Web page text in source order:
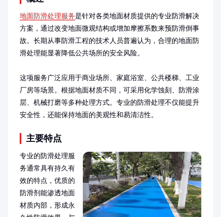
地面防滑处理服务是针对各类地面材质提供的专业防滑解决
方案，通过改变地面微观结构或增加摩擦系数来预防滑倒事
故。长期从事防滑工程的技术人员普遍认为，合理的地面防
滑处理能显著降低公共场所的安全风险。
这项服务广泛应用于商业场所、家庭浴室、公共楼梯、工业
厂房等场景。根据地面材质不同，可采用化学蚀刻、防滑涂
层、机械打磨等多种处理方式。专业的防滑处理不仅能提升
安全性，还能保持地面的美观性和易清洁性。
主要特点
专业的防滑处理服
务通常具有持久有
效的特点，优质的
防滑剂能渗透地面
材质内部，形成永